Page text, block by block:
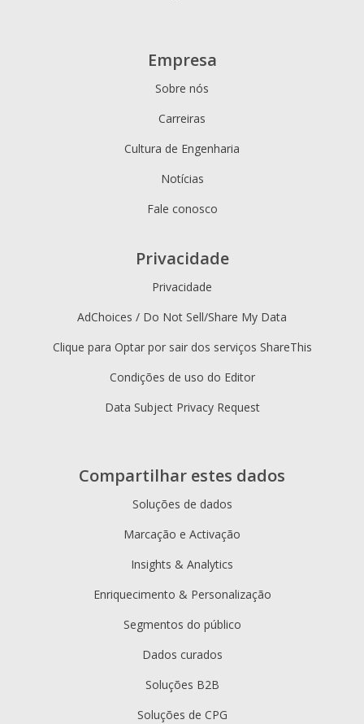
Compartilhar estes dados
Soluções de dados
Marcação e Activação
Insights & Analytics
Enriquecimento & Personalização
Segmentos do público
Dados curados
Soluções B2B
Soluções de CPG
Empresa
Sobre nós
Carreiras
Cultura de Engenharia
Notícias
Fale conosco
Privacidade
Privacidade
AdChoices / Do Not Sell/Share My Data
Clique para Optar por sair dos serviços ShareThis
Condições de uso do Editor
Data Subject Privacy Request